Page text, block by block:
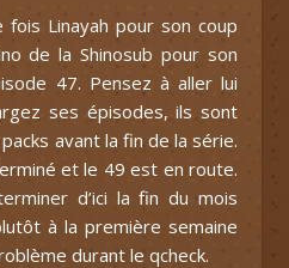
fois Linayah pour son coup
de la Shinosub pour son
47. Pensez à aller lui
ses épisodes, ils sont
avant la fin de la série.
et le 49 est en route.
d’ici la fin du mois
à la première semaine
durant le qcheck.